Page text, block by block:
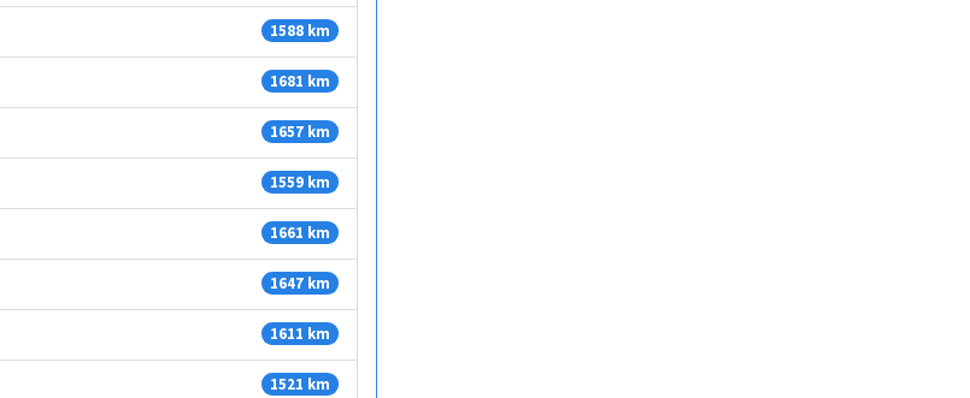
1588 km
1681 km
1657 km
1559 km
1661 km
1647 km
1611 km
1521 km